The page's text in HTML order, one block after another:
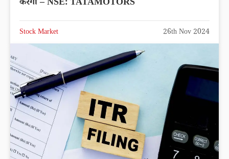
करेगा – NSE: TATAMOTORS
Stock Market 26th Nov 2024